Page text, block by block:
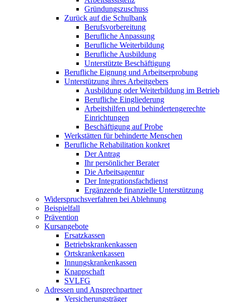
Gründungszuschuss
Zurück auf die Schulbank
Berufsvorbereitung
Berufliche Anpassung
Berufliche Weiterbildung
Berufliche Ausbildung
Unterstützte Beschäftigung
Berufliche Eignung und Arbeitserprobung
Unterstützung ihres Arbeitgebers
Ausbildung oder Weiterbildung im Betrieb
Berufliche Eingliederung
Arbeitshilfen und behindertengerechte
Einrichtungen
Beschäftigung auf Probe
Werkstätten für behinderte Menschen
Berufliche Rehabilitation konkret
Der Antrag
Ihr persönlicher Berater
Die Arbeitsagentur
Der Integrationsfachdienst
Ergänzende finanzielle Unterstützung
Widerspruchsverfahren bei Ablehnung
Beispielfall
Prävention
Kursangebote
Ersatzkassen
Betriebskrankenkassen
Ortskrankenkassen
Innungskrankenkassen
Knappschaft
SVLFG
Adressen und Ansprechpartner
Versicherungsträger